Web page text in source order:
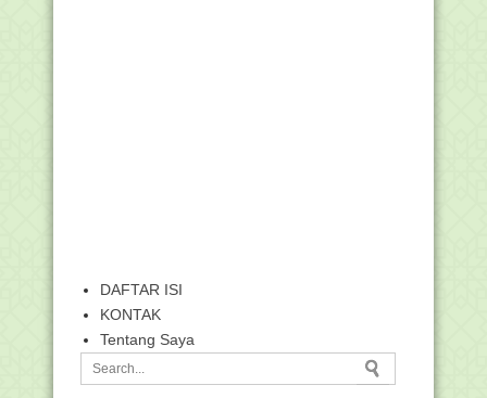
DAFTAR ISI
KONTAK
Tentang Saya